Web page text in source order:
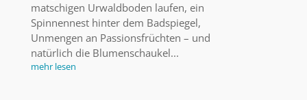
matschigen Urwaldboden laufen, ein
Spinnennest hinter dem Badspiegel,
Unmengen an Passionsfrüchten – und
natürlich die Blumenschaukel...
mehr lesen